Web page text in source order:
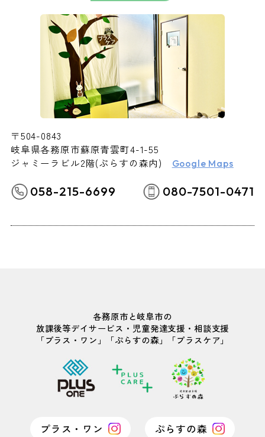
〒504-0843
岐阜県各務原市蘇原青雲町4-1-55
ジャミーラビル2階(ぷらすの森内)
Google Maps
058-215-6699 080-7501-0471
各務原市と岐阜市の
放課後等デイサービス・児童発達支援・相談支援
「プラス・ワン」「ぷらすの森」「プラスケア」
プラス・ワン ぷらすの森